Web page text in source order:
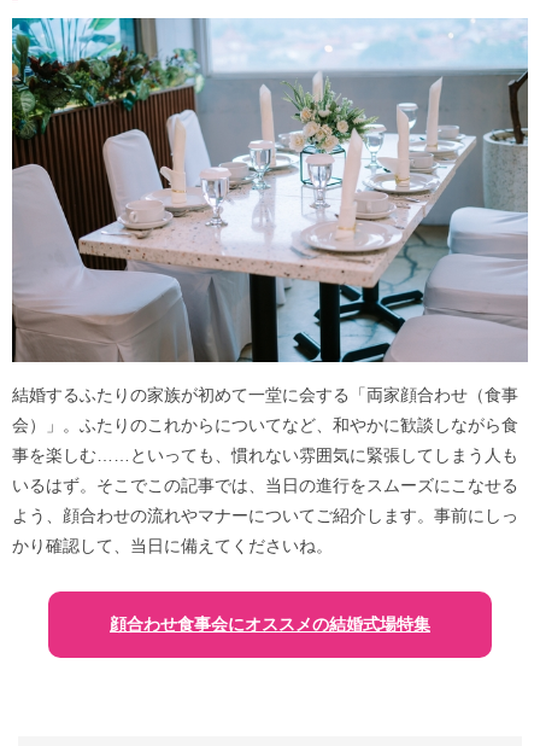
結婚するふたりの家族が初めて一堂に会する「両家顔合わせ（食事
会）」。ふたりのこれからについてなど、和やかに歓談しながら食
事を楽しむ……といっても、慣れない雰囲気に緊張してしまう人も
いるはず。そこでこの記事では、当日の進行をスムーズにこなせる
よう、顔合わせの流れやマナーについてご紹介します。事前にしっ
かり確認して、当日に備えてくださいね。
顔合わせ食事会にオススメの結婚式場特集